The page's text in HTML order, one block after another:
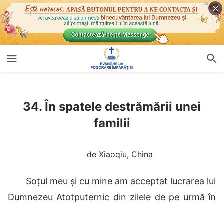
34. În spatele destrămării unei familii
34. În spatele destrămării unei
familii
de Xiaoqiu, China
Soțul meu și cu mine am acceptat lucrarea lui
Dumnezeu Atotputernic din zilele de pe urmă în